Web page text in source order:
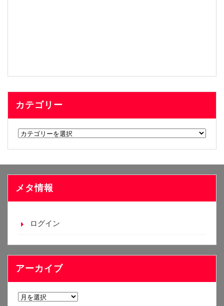
カテゴリー
カ
リ
ー
メタ情報
ログイン
アーカイブ
ア